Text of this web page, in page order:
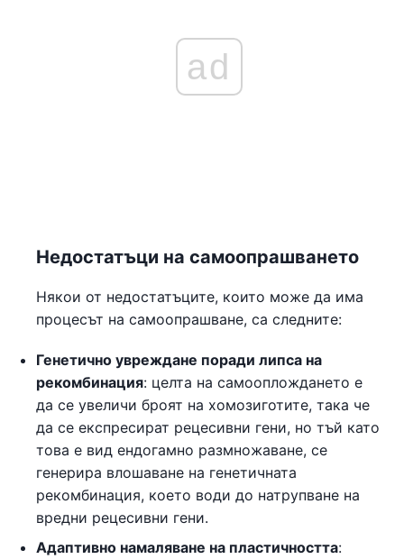
ad
Недостатъци на самоопрашването
Някои от недостатъците, които може да има
процесът на самоопрашване, са следните:
Генетично увреждане поради липса на
рекомбинация: целта на самооплождането е
да се увеличи броят на хомозиготите, така че
да се експресират рецесивни гени, но тъй като
това е вид ендогамно размножаване, се
генерира влошаване на генетичната
рекомбинация, което води до натрупване на
вредни рецесивни гени.
Адаптивно намаляване на пластичността: